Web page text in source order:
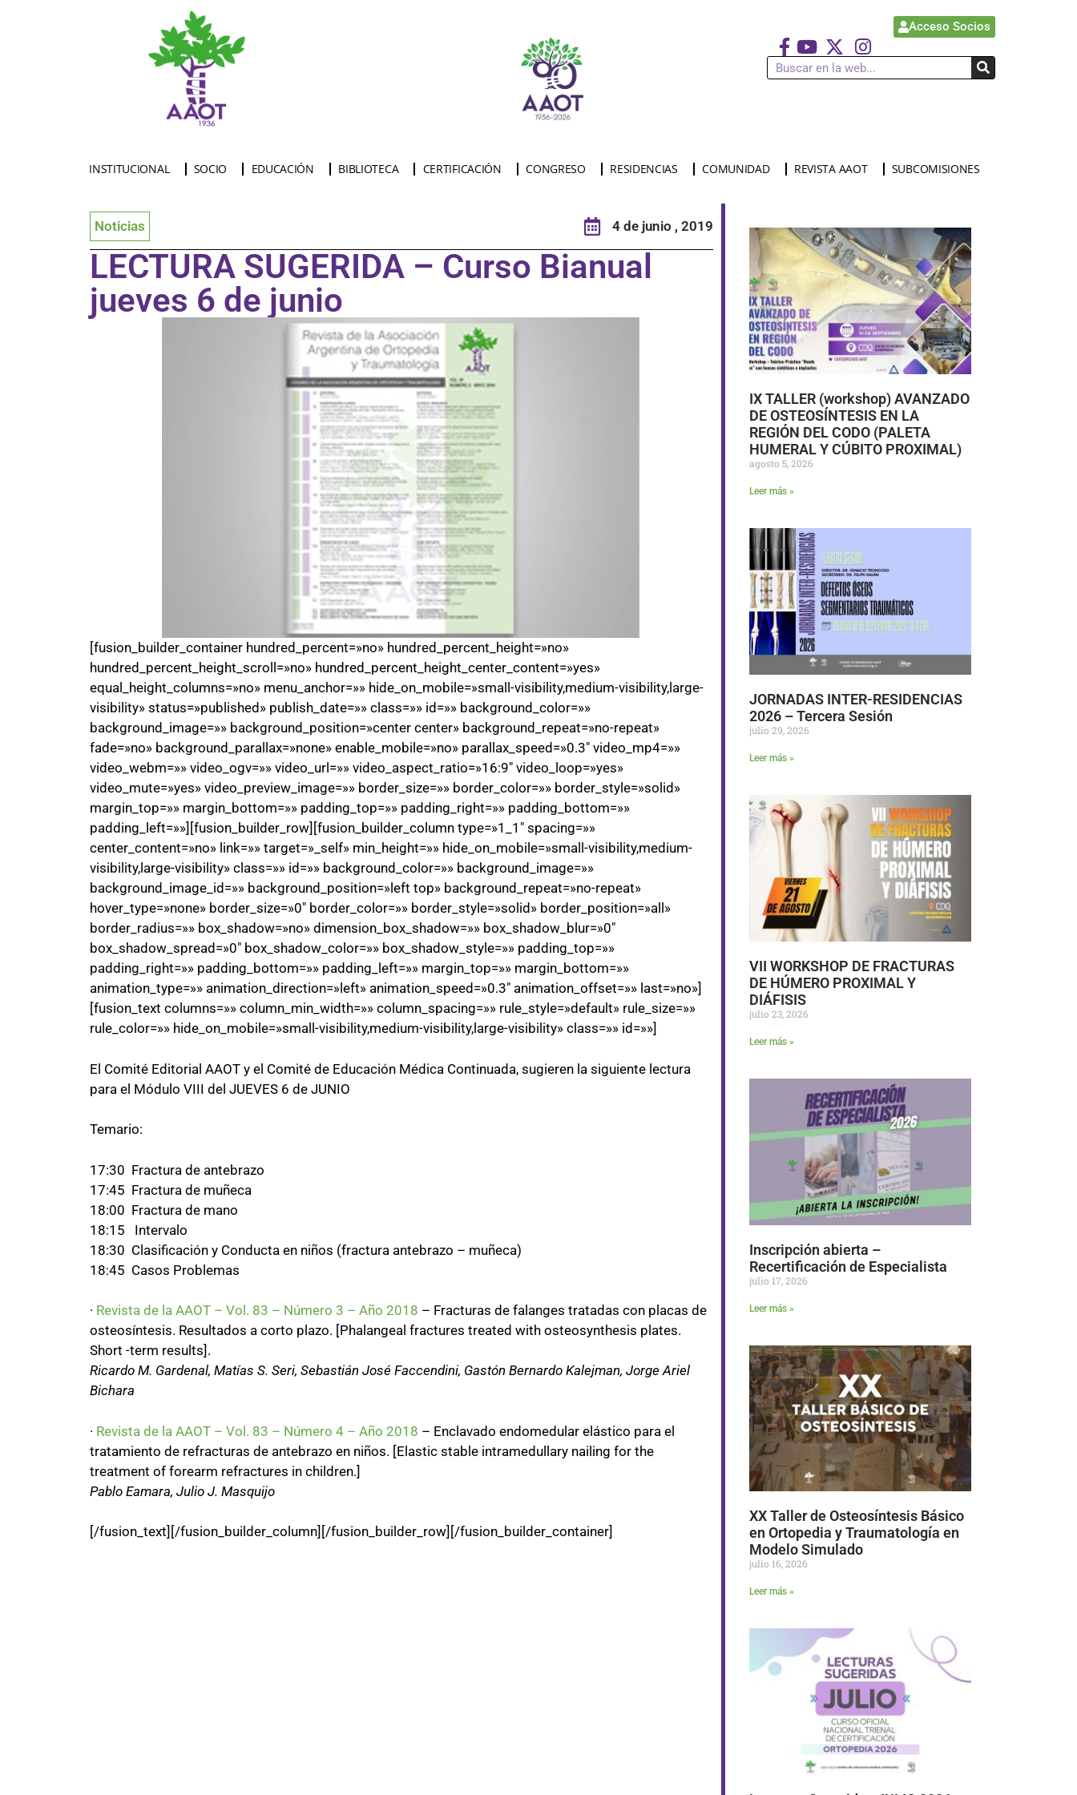
Acceso Socios
INSTITUCIONAL SOCIO EDUCACIÓN BIBLIOTECA CERTIFICACIÓN CONGRESO RESIDENCIAS COMUNIDAD REVISTA AAOT SUBCOMISIONES
Noticias 4 de junio , 2019
LECTURA SUGERIDA – Curso Bianual
jueves 6 de junio
[fusion_builder_container hundred_percent=»no» hundred_percent_height=»no»
hundred_percent_height_scroll=»no» hundred_percent_height_center_content=»yes»
equal_height_columns=»no» menu_anchor=»» hide_on_mobile=»small-visibility,medium-visibility,large-
visibility» status=»published» publish_date=»» class=»» id=»» background_color=»»
background_image=»» background_position=»center center» background_repeat=»no-repeat»
fade=»no» background_parallax=»none» enable_mobile=»no» parallax_speed=»0.3″ video_mp4=»»
video_webm=»» video_ogv=»» video_url=»» video_aspect_ratio=»16:9″ video_loop=»yes»
video_mute=»yes» video_preview_image=»» border_size=»» border_color=»» border_style=»solid»
margin_top=»» margin_bottom=»» padding_top=»» padding_right=»» padding_bottom=»»
padding_left=»»][fusion_builder_row][fusion_builder_column type=»1_1″ spacing=»»
center_content=»no» link=»» target=»_self» min_height=»» hide_on_mobile=»small-visibility,medium-
visibility,large-visibility» class=»» id=»» background_color=»» background_image=»»
background_image_id=»» background_position=»left top» background_repeat=»no-repeat»
hover_type=»none» border_size=»0″ border_color=»» border_style=»solid» border_position=»all»
border_radius=»» box_shadow=»no» dimension_box_shadow=»» box_shadow_blur=»0″
box_shadow_spread=»0″ box_shadow_color=»» box_shadow_style=»» padding_top=»»
padding_right=»» padding_bottom=»» padding_left=»» margin_top=»» margin_bottom=»»
animation_type=»» animation_direction=»left» animation_speed=»0.3″ animation_offset=»» last=»no»]
[fusion_text columns=»» column_min_width=»» column_spacing=»» rule_style=»default» rule_size=»»
rule_color=»» hide_on_mobile=»small-visibility,medium-visibility,large-visibility» class=»» id=»»]
El Comité Editorial AAOT y el Comité de Educación Médica Continuada, sugieren la siguiente lectura
para el Módulo VIII del JUEVES 6 de JUNIO
Temario:
17:30 Fractura de antebrazo
17:45 Fractura de muñeca
18:00 Fractura de mano
18:15 Intervalo
18:30 Clasificación y Conducta en niños (fractura antebrazo – muñeca)
18:45 Casos Problemas
· Revista de la AAOT – Vol. 83 – Número 3 – Año 2018 – Fracturas de falanges tratadas con placas de
osteosíntesis. Resultados a corto plazo. [Phalangeal fractures treated with osteosynthesis plates.
Short -term results].
Ricardo M. Gardenal, Matías S. Seri, Sebastián José Faccendini, Gastón Bernardo Kalejman, Jorge Ariel
Bichara
· Revista de la AAOT – Vol. 83 – Número 4 – Año 2018 – Enclavado endomedular elástico para el
tratamiento de refracturas de antebrazo en niños. [Elastic stable intramedullary nailing for the
treatment of forearm refractures in children.]
Pablo Eamara, Julio J. Masquijo
[/fusion_text][/fusion_builder_column][/fusion_builder_row][/fusion_builder_container]
IX TALLER (workshop) AVANZADO
DE OSTEOSÍNTESIS EN LA
REGIÓN DEL CODO (PALETA
HUMERAL Y CÚBITO PROXIMAL)
agosto 5, 2026
Leer más »
JORNADAS INTER-RESIDENCIAS
2026 – Tercera Sesión
julio 29, 2026
Leer más »
VII WORKSHOP DE FRACTURAS
DE HÚMERO PROXIMAL Y
DIÁFISIS
julio 23, 2026
Leer más »
Inscripción abierta –
Recertificación de Especialista
julio 17, 2026
Leer más »
XX Taller de Osteosíntesis Básico
en Ortopedia y Traumatología en
Modelo Simulado
julio 16, 2026
Leer más »